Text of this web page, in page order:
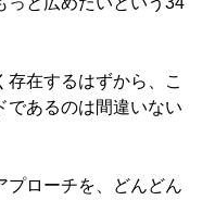
在するはずから、こ
であるのは間違いない
プローチを、どんどん